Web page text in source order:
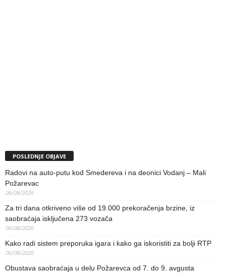
POSLEDNJE OBJAVE
Radovi na auto-putu kod Smedereva i na deonici Vodanj – Mali
Požarevac
06/08/2026
Za tri dana otkriveno više od 19.000 prekoračenja brzine, iz
saobraćaja isključena 273 vozača
06/08/2026
Kako radi sistem preporuka igara i kako ga iskoristiti za bolji RTP
06/08/2026
Obustava saobraćaja u delu Požarevca od 7. do 9. avgusta